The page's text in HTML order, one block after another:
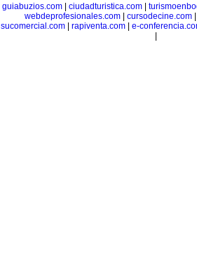
guiabuzios.com| ciudadturistica.com|
webdeprofesionales.com| cursodecine.com
sucomercial.com
rapiventa.com
e-